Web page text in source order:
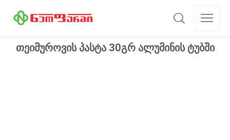
თეიმუროვის პასტა 30გრ ალუმინის ტუბში